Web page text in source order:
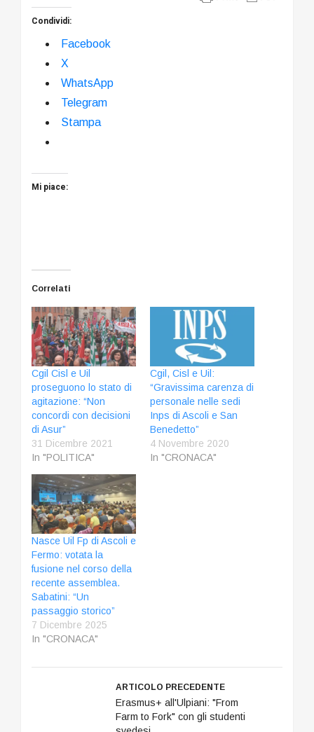
Condividi:
Facebook
X
WhatsApp
Telegram
Stampa
Mi piace:
Correlati
Cgil Cisl e Uil
proseguono lo stato di
agitazione: “Non
concordi con decisioni
di Asur”
31 Dicembre 2021
In "POLITICA"
Cgil, Cisl e Uil:
“Gravissima carenza di
personale nelle sedi
Inps di Ascoli e San
Benedetto”
4 Novembre 2020
In "CRONACA"
Nasce Uil Fp di Ascoli e
Fermo: votata la
fusione nel corso della
recente assemblea.
Sabatini: “Un
passaggio storico”
7 Dicembre 2025
In "CRONACA"
ARTICOLO PRECEDENTE
Erasmus+ all'Ulpiani: "From
Farm to Fork" con gli studenti